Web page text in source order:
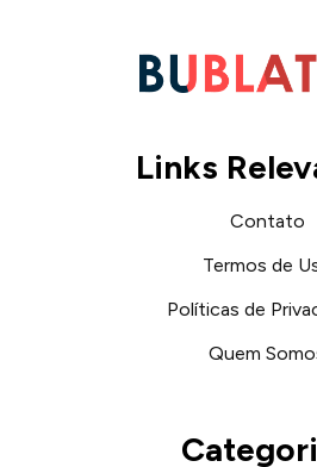
Links
Contato
Termos de
Políticas de
Quem